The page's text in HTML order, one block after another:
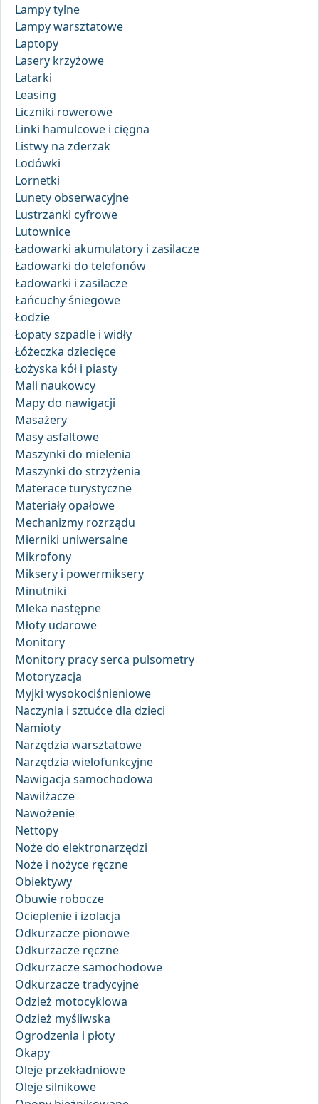
Lampy tylne
Lampy warsztatowe
Laptopy
Lasery krzyżowe
Latarki
Leasing
Liczniki rowerowe
Linki hamulcowe i cięgna
Listwy na zderzak
Lodówki
Lornetki
Lunety obserwacyjne
Lustrzanki cyfrowe
Lutownice
Ładowarki akumulatory i zasilacze
Ładowarki do telefonów
Ładowarki i zasilacze
Łańcuchy śniegowe
Łodzie
Łopaty szpadle i widły
Łóżeczka dziecięce
Łożyska kół i piasty
Mali naukowcy
Mapy do nawigacji
Masażery
Masy asfaltowe
Maszynki do mielenia
Maszynki do strzyżenia
Materace turystyczne
Materiały opałowe
Mechanizmy rozrządu
Mierniki uniwersalne
Mikrofony
Miksery i powermiksery
Minutniki
Mleka następne
Młoty udarowe
Monitory
Monitory pracy serca pulsometry
Motoryzacja
Myjki wysokociśnieniowe
Naczynia i sztućce dla dzieci
Namioty
Narzędzia warsztatowe
Narzędzia wielofunkcyjne
Nawigacja samochodowa
Nawilżacze
Nawożenie
Nettopy
Noże do elektronarzędzi
Noże i nożyce ręczne
Obiektywy
Obuwie robocze
Ocieplenie i izolacja
Odkurzacze pionowe
Odkurzacze ręczne
Odkurzacze samochodowe
Odkurzacze tradycyjne
Odzież motocyklowa
Odzież myśliwska
Ogrodzenia i płoty
Okapy
Oleje przekładniowe
Oleje silnikowe